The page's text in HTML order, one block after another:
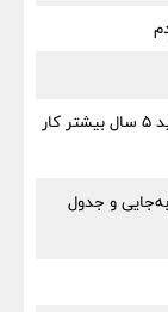
شرط جدید بازنشستگی اجرایی شد؛ این افراد باید ۵ سال بیشتر کار
و جدول